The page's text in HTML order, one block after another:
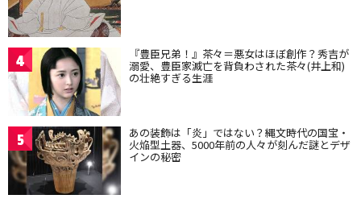
4 『豊臣兄弟！』茶々＝悪女はほぼ創作？秀吉が
溺愛、豊臣家滅亡を背負わされた茶々(井上和)
の壮絶すぎる生涯
5 あの装飾は「炎」ではない？縄文時代の国宝・
火焔型土器、5000年前の人々が刻んだ謎とデザ
インの秘密